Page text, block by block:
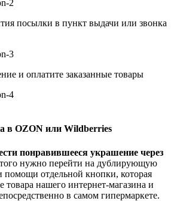
посылки в пункт выдачи или звонка
и оплатите заказанные товары
в OZON или Wildberries
понравившееся украшение через
нужно перейти на дублирующую
помощи отдельной кнопки, которая
товара нашего интернет-магазина и
в самом гипермаркете.